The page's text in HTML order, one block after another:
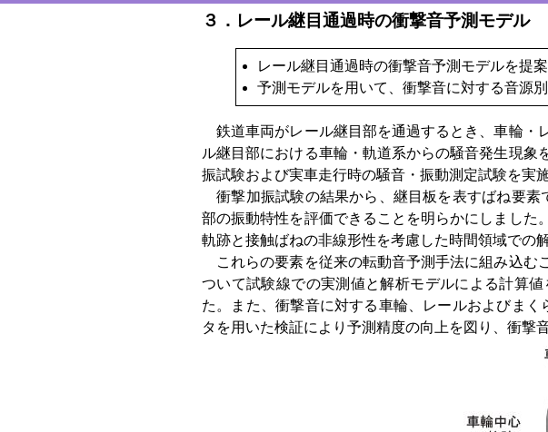
３．レール継目通過時の衝撃音予測モデル
レール継目通過時の衝撃音予測モデルを提
予測モデルを用いて、衝撃音に対する音源
鉄道車両がレール継目部を通過するとき、車輪・
ル継目部における車輪・軌道系からの騒音発生現
振試験および実車走行時の騒音・振動測定試験を実
衝撃加振試験の結果から、継目板を表すばね要素
部の振動特性を評価できることを明らかにしました
軌跡と接触ばねの非線形性を考慮した時間領域での
これらの要素を従来の転動音予測手法に組み込む
ついて試験線での実測値と解析モデルによる計算
た。また、衝撃音に対する車輪、レールおよびま
タを用いた検証により予測精度の向上を図り、衝撃